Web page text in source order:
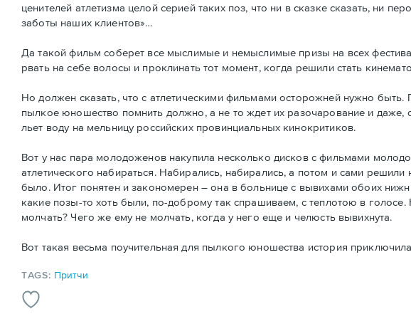
ценителей атлетизма целой серией таких поз, что ни в сказке сказать, ни
заботы наших клиентов»…
Да такой фильм соберет все мыслимые и немыслимые призы на всех
рвать на себе волосы и проклинать тот момент, когда решили стать
Но должен сказать, что с атлетическими фильмами осторожней нужно
пылкое юношество помнить должно, а не то ждет их разочарование и даже,
льет воду на мельницу российских провинциальных кинокритиков.
Вот у нас пара молодоженов накупила несколько дисков с фильмами
атлетического набираться. Набирались, набирались, а потом и сами
было. Итог понятен и закономерен – она в больнице с вывихами обоих
какие позы-то хоть были, по-доброму так спрашиваем, с теплотою в
молчать? Чего же ему не молчать, когда у него еще и челюсть вывихнута.
Вот такая весьма поучительная для пылкого юношества история
TAGS: Притчи